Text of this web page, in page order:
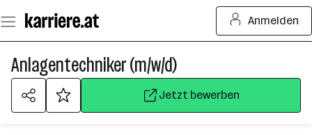
Seiteninhalt
springen
Anmelden
Anlagentechniker (m/w/d)
Jetzt bewerben